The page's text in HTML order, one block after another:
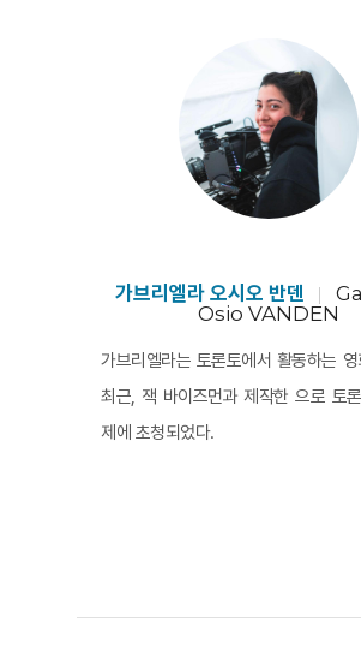
가브리엘라 오시오 반덴
Osio VANDEN
가브리엘라는 토론토에서 활동하는
최근, 잭 바이즈먼과 제작한 으로 토
제에 초청되었다.